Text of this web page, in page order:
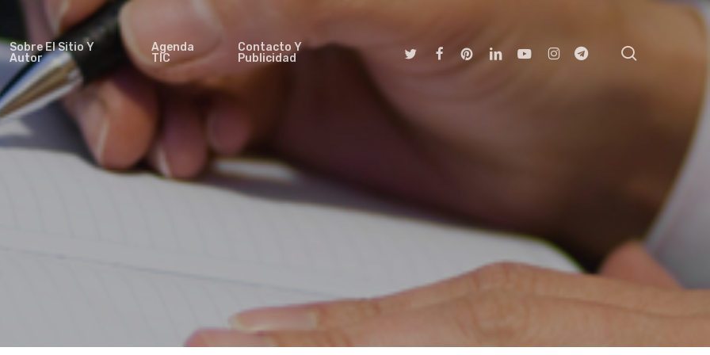
Sobre El Sitio Y
Autor
Agenda
TIC
Contacto Y
Publicidad
TwitterFacebookPinterestLinkedinYoutubeInstagramTelegram